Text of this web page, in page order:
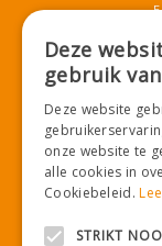
Deze
gebruik
Deze website
onze website te
alle cookies in
Cookiebeleid.
STRIKT